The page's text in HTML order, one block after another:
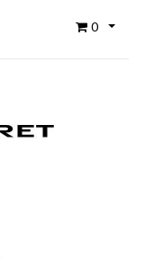
0